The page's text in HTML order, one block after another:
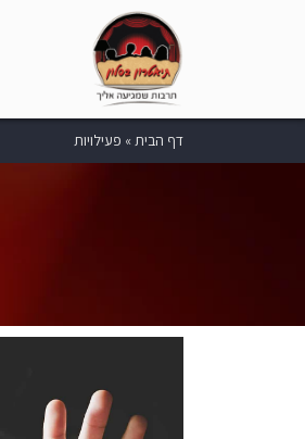
דף הבית» פעילויות